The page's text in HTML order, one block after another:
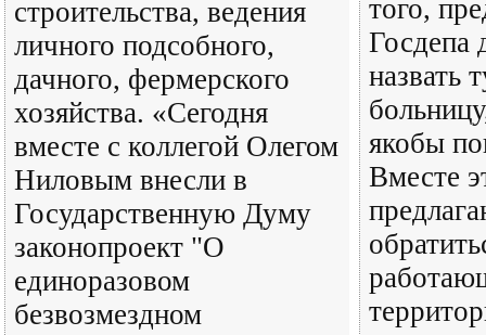
строительства, ведения
личного подсобного,
дачного, фермерского
хозяйства. «Сегодня
вместе с коллегой Олегом
Ниловым внесли в
Государственную Думу
законопроект "О
единоразовом
безвозмездном
того,
Госдепа
назвать
якобы
Вместе